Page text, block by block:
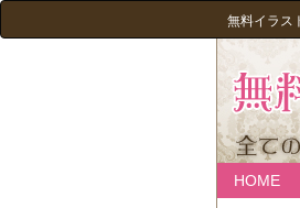
無料イラス
HOME